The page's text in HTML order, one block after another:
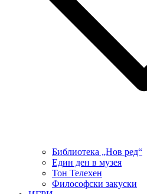
Библиотека „Нов ред“
Един ден в музея
Тон Телехен
Философски закуски